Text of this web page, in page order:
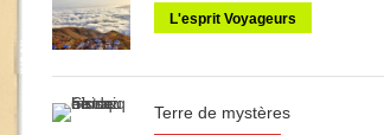
L'esprit Voyageurs
Terre de mystères